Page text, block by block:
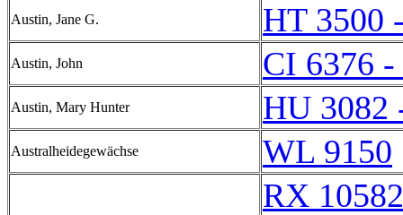
Austin, Jane G. HT 3500
Austin, John CI 6376
Austin, Mary Hunter HU 3082
Australheidegewächse
WL 9150
RX 10582